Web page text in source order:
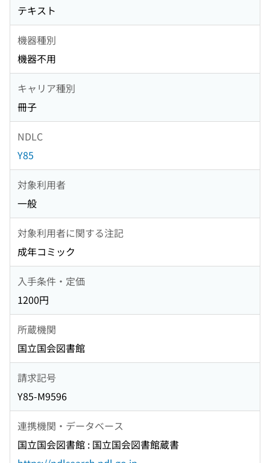
テキスト
機器種別
機器不用
キャリア種別
冊子
NDLC
Y85
対象利用者
一般
対象利用者に関する注記
成年コミック
入手条件・定価
1200円
所蔵機関
国立国会図書館
請求記号
Y85-M9596
連携機関・データベース
国立国会図書館 : 国立国会図書館蔵書